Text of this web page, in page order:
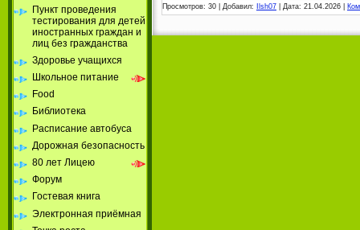
Пункт проведения
тестирования для детей
иностранных граждан и
лиц без гражданства
Здоровье учащихся
Школьное питание
Food
Библиотека
Расписание автобуса
Дорожная безопасность
80 лет Лицею
Форум
Гостевая книга
Электронная приёмная
Просмотров: 30 Добавил: Ilsh07 Дата: 21.04.2026